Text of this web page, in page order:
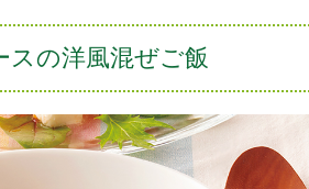
スの洋風混ぜご飯